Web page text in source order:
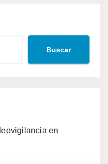
Buscar
en